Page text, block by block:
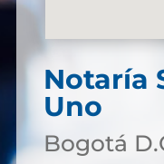
Notaría
Uno
Bogotá